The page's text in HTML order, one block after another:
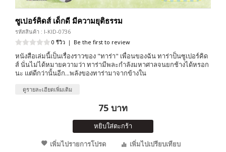
ซูเปอร์คิดส์ เด็กดี มีความยุติธรรม
รหัสสินค้า : I-KID-0736
0 รีวิว | Be the first to review
หนังสือเล่มนี้เป็นเรื่องราวของ "ทาร่า" เพื่อนของฉัน ทาร่าป็นซูเปอร์คิด
ส์ นั่นไม่ได้หมายความว่า ทาร่ามีพละกำลังมหาศาลจนยกช้างได้หรอก
นะ แต่ดีกว่านั้นอีก...พลังของทาร่ามาจากข้างใน
ดูรายละเอียดเพิ่มเติม
75 บาท
หยิบใส่ตะกร้า
เพิ่มไปรายการโปรด
เพิ่มไปเปรียบเทียบ